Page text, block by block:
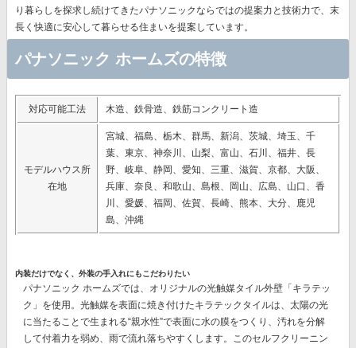
り暮らしを探求し続けてきたパナソニックならではの提案力と技術力で、末
長く快適に安心して暮らせる住まいを提案しています。
パナソニック ホームズの特徴
対応可能工法 木造、鉄骨造、鉄筋コンクリート造
モデルハウス所
在地
宮城、福島、栃木、群馬、新潟、茨城、埼玉、千
葉、東京、神奈川、山梨、富山、石川、福井、長
野、岐阜、静岡、愛知、三重、滋賀、京都、大阪、
兵庫、奈良、和歌山、島根、岡山、広島、山口、香
川、愛媛、福岡、佐賀、長崎、熊本、大分、鹿児
島、沖縄
内装だけでなく、外装の手入れにもこだわりたい
パナソニック ホームズでは、オリジナルの光触媒タイル外壁「キラテッ
ク」 を使用。光触媒を表面に焼き付けたキラテックタイルは、太陽の光
に当たることで生まれる“親水性”で表面に水の膜をつくり、汚れを分解
して付着力を弱め、雨で流れ落ちやすくします。このセルフクリーニン